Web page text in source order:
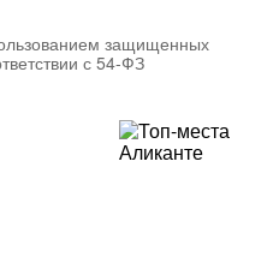
защищенных
с 54-ФЗ